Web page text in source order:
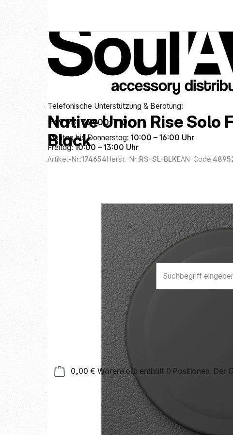
0,00 € Warenkorb enthält 0 Positionen. Der
Native Union Rise Solo
Black
Artikel-Nr.:174654Herst.-Nr.:RS-SL-BLKEAN-Code:
Telefonische Unterstützung & Beratung:
+49 951 30900-710
Montag bis Donnerstag:10:00 – 16:00 Uhr
Freitag:10:00 – 13:00 Uhr